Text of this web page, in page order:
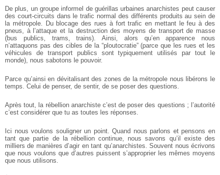
De plus, un groupe informel de guérillas urbaines anarchistes peut causer
des court-circuits dans le trafic normal des différents produits au sein de
la métropole. Dublocage des rues à fort trafic en mettant le feu à des
pneus, à l’attaque et la destructiondes moyens de transport de masse
(bus publics, trams, trains). Ainsi, alors qu’enapparence nous
n’attaquons pas des cibles de la “ploutocratie” (parce que les rues et les
véhicules de transport publics sont typiquement utilisés par tout le
monde), nous sabotons le pouvoir.
Parce qu’ainsi en dévitalisant des zones de la métropole nous libérons le
temps. Celui de penser, de sentir, de se poser des questions.
Après tout, la rébellion anarchiste c’est de poser des questions ; l’autorité
c’est considérer que tu as toutes les réponses.
Ici nous voulons souligner un point. Quand nous parlons et pensons en
tant que partie de la rébellion continue, nous savons qu’il existe des
milliers de manières d’agir en tant qu’anarchistes. Souvent nous écrivons
que nous voulons que d’autres puissent s’approprier les mêmes moyens
que nous utilisons.